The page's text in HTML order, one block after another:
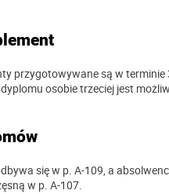
przygotowywane są w
osobie trzeciej jest
się w p. A-109, a
w p. A-107.